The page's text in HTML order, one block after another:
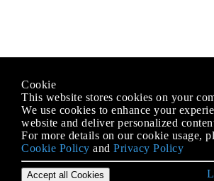
Cookie
This website stores cookies on your
We use cookies to enhance your
website and deliver personalized
For more details on our cookie usage,
Cookie Policy and Privacy Policy
Accept all Cookies